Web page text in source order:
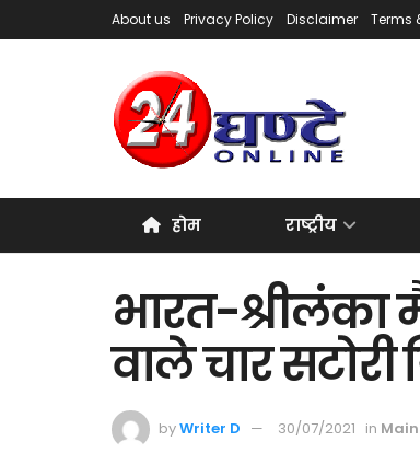
About us Privacy Policy Disclaimer Terms
होम राष्ट्रीय
भारत-
वाले चार सटोरी
byWriter D 30/07/2021 in